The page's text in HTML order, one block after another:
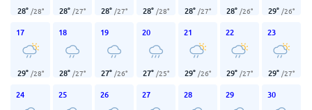
28° /28° 28° /27° 28° /27° 28° /28° 28° /27° 28° /26° 29° /26°
17
29° /28°
18
28° /27°
19
27° /26°
20
27° /25°
21
29° /26°
22
29° /27°
23
29° /27°
24 25 26 27 28 29 30